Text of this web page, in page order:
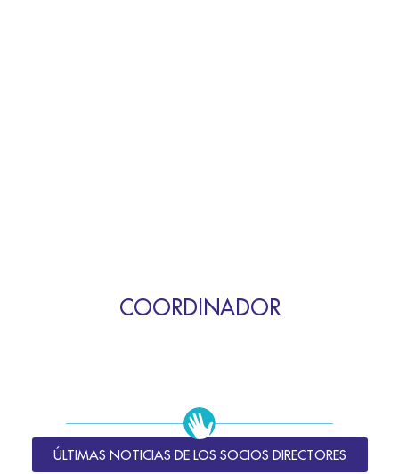
COORDINADOR
ÚLTIMAS NOTICIAS DE LOS SOCIOS DIRECTORES